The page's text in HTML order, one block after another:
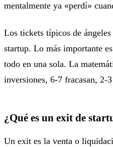
mentalmente ya «perdí»
Los tickets típicos de
startup. Lo más importante
todo en una sola. La
inversiones, 6-7 fracasan, 2-
¿Qué es un exit de
Un exit es la venta o